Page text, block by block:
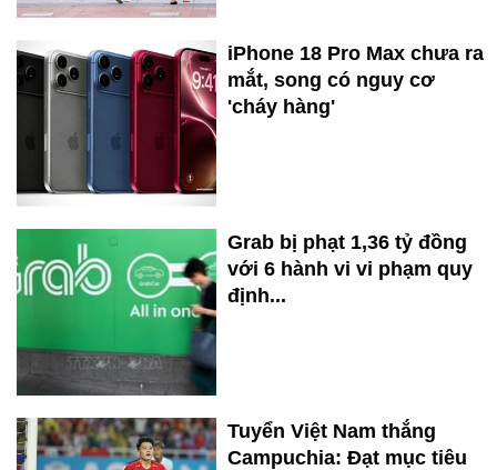
iPhone 18 Pro Max chưa ra
mắt, song có nguy cơ
'cháy hàng'
Grab bị phạt 1,36 tỷ đồng
với 6 hành vi vi phạm quy
định...
Tuyển Việt Nam thắng
Campuchia: Đạt mục tiêu